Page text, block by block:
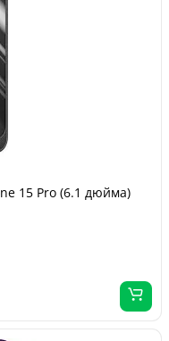
15 Pro (6.1 дюйма)